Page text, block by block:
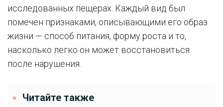
исследованных пещерах. Каждый вид был
помечен признаками, описывающими его образ
жизни — способ питания, форму роста и то,
насколько легко он может восстановиться
после нарушения.
Читайте также